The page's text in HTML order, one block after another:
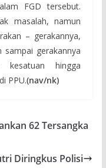
FGD tersebut.
masalah, namun
– gerakannya,
sampai gerakannya
kesatuan hingga
PPU.(nav/nk)
62 Tersangka
Diringkus Polisi